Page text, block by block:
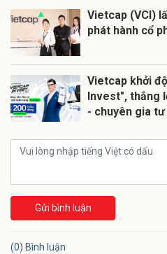
Vietcap (VCI)
phát hành cổ
Vietcap khởi
Invest", thắng
- chuyên gia tư
Gửi bình luận
(0) Bình luận